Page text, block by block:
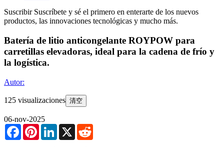
Suscribir Suscríbete y sé el primero en enterarte de los nuevos
productos, las innovaciones tecnológicas y mucho más.
Batería de litio anticongelante ROYPOW para
carretillas elevadoras, ideal para la cadena de frío y
la logística.
Autor:
125 visualizaciones 清空
06-nov-2025
FacebookPinterestLinkedIn
X